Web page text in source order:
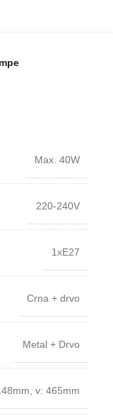
Max. 40W
220-240V
1xE27
Crna + drvo
Metal + Drvo
v: 465mm